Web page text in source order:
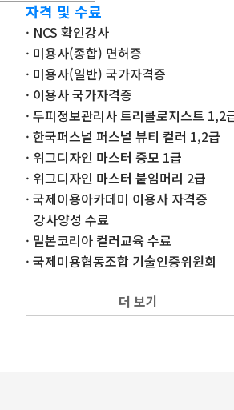
자격 및 수료
· NCS 확인강사
· 미용사(종합) 면허증
· 미용사(일반) 국가자격증
· 이용사 국가자격증
· 두피정보관리사 트리콜로지스트 1,2
· 한국퍼스널 퍼스널 뷰티 컬러 1,2급
· 위그디자인 마스터 증모 1급
· 위그디자인 마스터 붙임머리 2급
· 국제이용아카데미 이용사 자격증
강사양성 수료
· 밀본코리아 컬러교육 수료
· 국제미용협동조합 기술인증위원회
스페셜이펙트(특수분장) 수료
· 서울시 동부여성발전 헤어분야 직업교
더 보기